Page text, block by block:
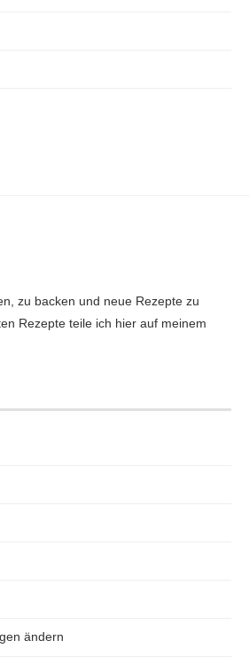
zu backen und neue Rezepte zu
Rezepte teile ich hier auf meinem
ändern